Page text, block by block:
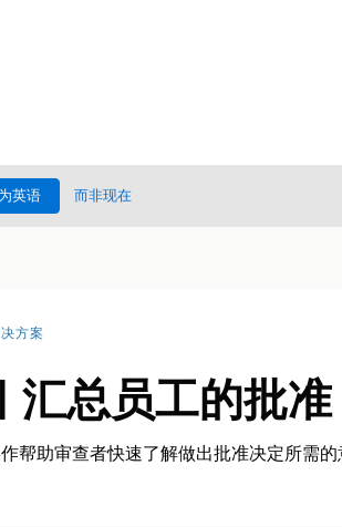
英语 而非现在
方案
总员工的批准
助审查者快速了解做出批准决定所需的